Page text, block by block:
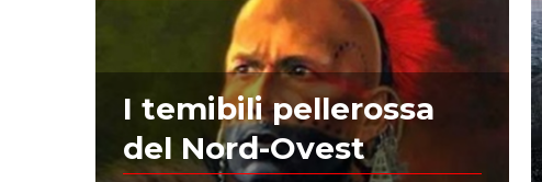
I temibili pellerossa
del Nord-Ovest